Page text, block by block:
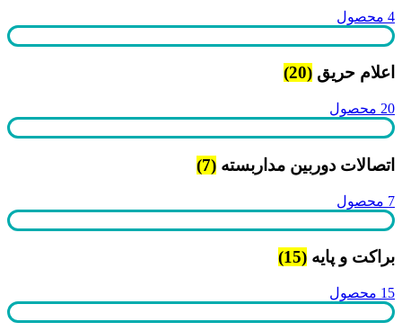
4 محصول
اعلام حریق (20)
20 محصول
اتصالات دوربین مداربسته (7)
7 محصول
براکت و پایه (15)
15 محصول